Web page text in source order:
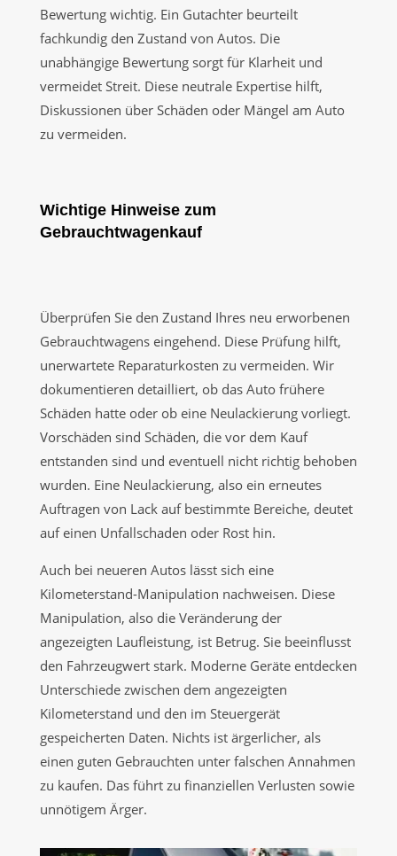
Bewertung wichtig. Ein Gutachter beurteilt
fachkundig den Zustand von Autos. Die
unabhängige Bewertung sorgt für Klarheit und
vermeidet Streit. Diese neutrale Expertise hilft,
Diskussionen über Schäden oder Mängel am Auto
zu vermeiden.
Wichtige Hinweise zum
Gebrauchtwagenkauf
Überprüfen Sie den Zustand Ihres neu erworbenen
Gebrauchtwagens eingehend. Diese Prüfung hilft,
unerwartete Reparaturkosten zu vermeiden. Wir
dokumentieren detailliert, ob das Auto frühere
Schäden hatte oder ob eine Neulackierung vorliegt.
Vorschäden sind Schäden, die vor dem Kauf
entstanden sind und eventuell nicht richtig behoben
wurden. Eine Neulackierung, also ein erneutes
Auftragen von Lack auf bestimmte Bereiche, deutet
auf einen Unfallschaden oder Rost hin.
Auch bei neueren Autos lässt sich eine
Kilometerstand-Manipulation nachweisen. Diese
Manipulation, also die Veränderung der
angezeigten Laufleistung, ist Betrug. Sie beeinflusst
den Fahrzeugwert stark. Moderne Geräte entdecken
Unterschiede zwischen dem angezeigten
Kilometerstand und den im Steuergerät
gespeicherten Daten. Nichts ist ärgerlicher, als
einen guten Gebrauchten unter falschen Annahmen
zu kaufen. Das führt zu finanziellen Verlusten sowie
unnötigem Ärger.